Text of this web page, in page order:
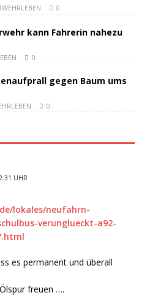
0
kann Fahrerin nahezu
0
gegen Baum ums
0
UHR
lokales/neufahrn-
verunglueckt-a92-
es permanent und überall
freuen ….